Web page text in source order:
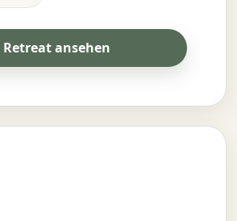
Retreat ansehen